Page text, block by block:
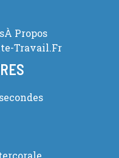
À Propos
Travail.fr